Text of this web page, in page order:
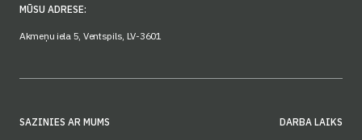
MŪSU ADRESE:
Akmeņu iela 5, Ventspils, LV-3601
SAZINIES AR MUMS DARBA LAIKS